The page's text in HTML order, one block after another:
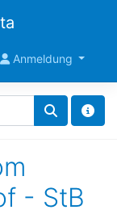
Anmeldung
- StB